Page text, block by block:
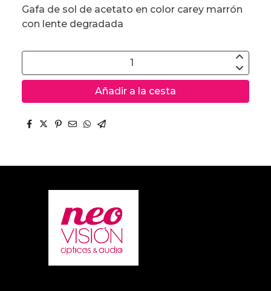
Gafa de sol de acetato en color carey marrón
con lente degradada
Añadir a la cesta